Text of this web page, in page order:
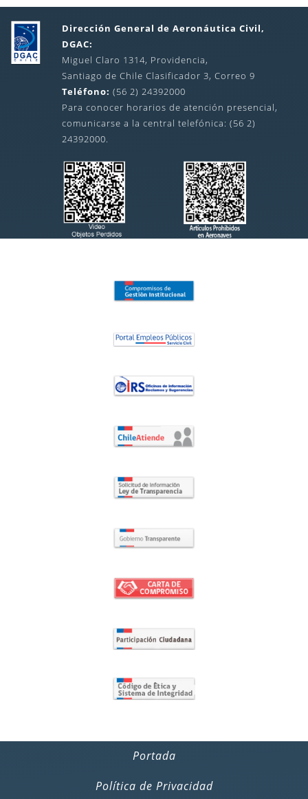
Dirección General de Aeronáutica Civil,
DGAC:
Miguel Claro 1314, Providencia,
Santiago de Chile Clasificador 3, Correo 9
Teléfono: (56 2) 24392000
Para conocer horarios de atención presencial,
comunicarse a la central telefónica: (56 2)
24392000.
Portada
Política de Privacidad